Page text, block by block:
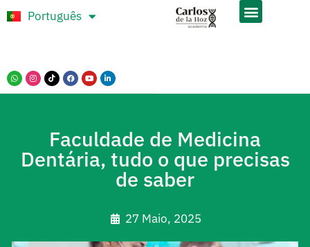
Português
Español
Faculdade de Medicina
Dentária, tudo o que precisas
de saber
27 Maio, 2025